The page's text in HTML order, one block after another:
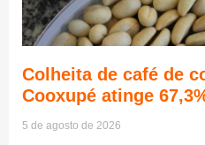
Colheita de café de
Cooxupé atinge
5 de agosto de 2026